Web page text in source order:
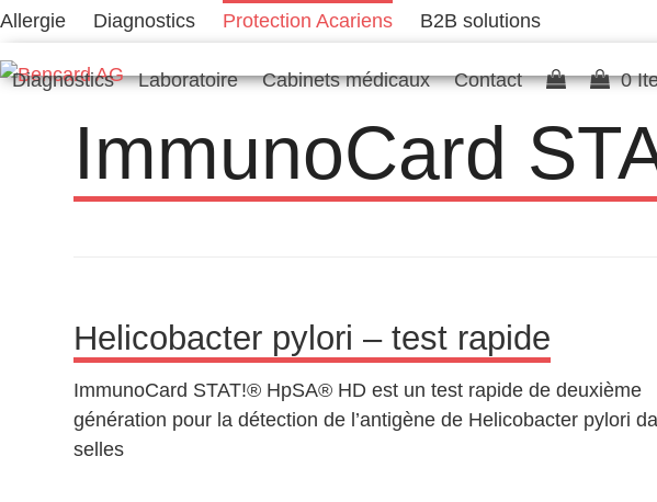
Skip
content
Allergie Diagnostics Protection Acariens B2B solutions
Diagnostics Laboratoire Cabinets médicaux Contact 0
ImmunoCard
Helicobacter pylori – test rapide
ImmunoCard STAT!® HpSA® HD est un test rapide de deuxième
génération pour la détection de l’antigène de Helicobacter pylori
selles